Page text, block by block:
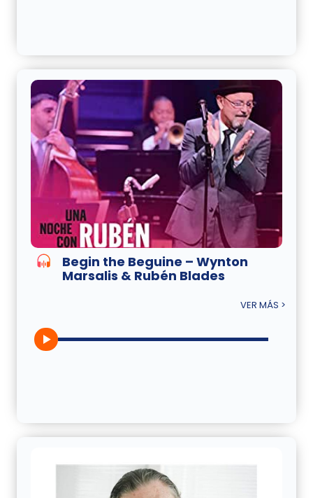
Begin the Beguine – Wynton
Marsalis & Rubén Blades
VER MÁS >